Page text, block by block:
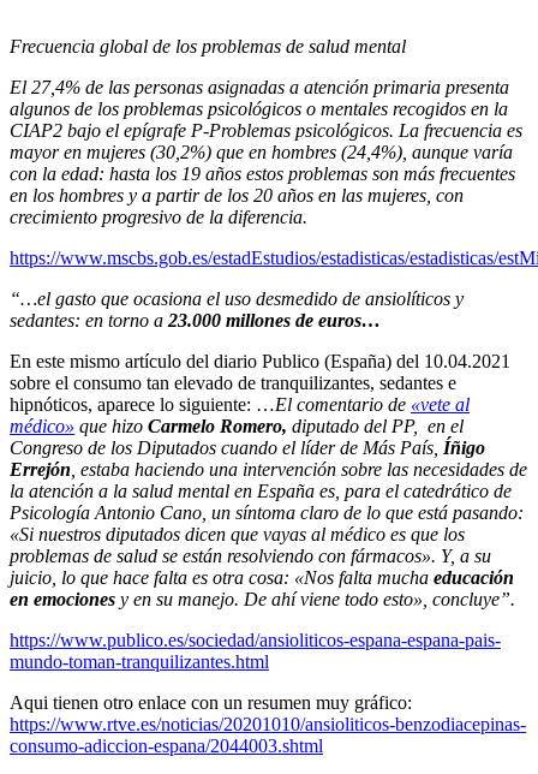
Frecuencia global de los problemas de salud mental
El 27,4% de las personas asignadas a atención primaria presenta
algunos de los problemas psicológicos o mentales recogidos en la
CIAP2 bajo el epígrafe P-Problemas psicológicos. La frecuencia es
mayor en mujeres (30,2%) que en hombres (24,4%), aunque varía
con la edad: hasta los 19 años estos problemas son más frecuentes
en los hombres y a partir de los 20 años en las mujeres, con
crecimiento progresivo de la diferencia.
https://www.mscbs.gob.es/estadEstudios/estadisticas/estadisticas/
“…el gasto que ocasiona el uso desmedido de ansiolíticos y
sedantes: en torno a 23.000 millones de euros…
En este mismo artículo del diario Publico (España) del 10.04.2021
sobre el consumo tan elevado de tranquilizantes, sedantes e
hipnóticos, aparece lo siguiente: …El comentario de «vete al
médico» que hizo Carmelo Romero, diputado del PP, en el
Congreso de los Diputados cuando el líder de Más País, Íñigo
Errejón , estaba haciendo una intervención sobre las necesidades de
la atención a la salud mental en España es, para el catedrático de
Psicología Antonio Cano, un síntoma claro de lo que está pasando:
«Si nuestros diputados dicen que vayas al médico es que los
problemas de salud se están resolviendo con fármacos». Y, a su
juicio, lo que hace falta es otra cosa: «Nos falta mucha educación
en emociones y en su manejo. De ahí viene todo esto», concluye”.
https://www.publico.es/sociedad/ansioliticos-espana-espana-pais-
mundo-toman-tranquilizantes.html
Aqui tienen otro enlace con un resumen muy gráfico:
https://www.rtve.es/noticias/20201010/ansioliticos-benzodiacepinas-
consumo-adiccion-espana/2044003.shtml